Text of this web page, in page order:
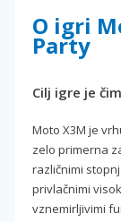
O igri
Party
Cilj igre je
Moto X3M je
zelo primerna
različnimi
privlačnimi
vznemirljivimi